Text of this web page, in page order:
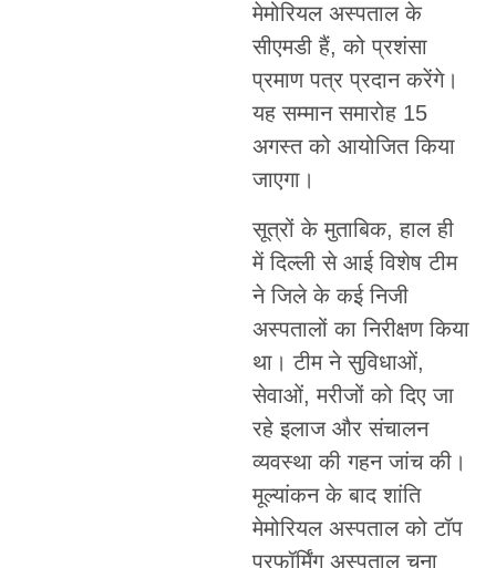
मेमोरियल अस्पताल के
सीएमडी हैं, को प्रशंसा
प्रमाण पत्र प्रदान करेंगे।
यह सम्मान समारोह 15
अगस्त को आयोजित किया
जाएगा।
सूत्रों के मुताबिक, हाल ही
में दिल्ली से आई विशेष टीम
ने जिले के कई निजी
अस्पतालों का निरीक्षण किया
था। टीम ने सुविधाओं,
सेवाओं, मरीजों को दिए जा
रहे इलाज और संचालन
व्यवस्था की गहन जांच की।
मूल्यांकन के बाद शांति
मेमोरियल अस्पताल को टॉप
परफॉर्मिंग अस्पताल चुना